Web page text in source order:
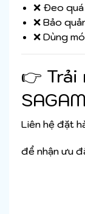
❌ Đeo
❌ Bảo
❌ Dùng
👉 Trải
Liên hệ đặt
để nhận ưu